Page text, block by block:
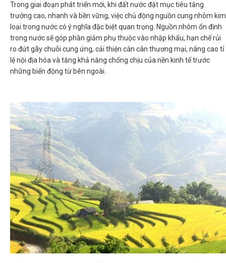
Trong giai đoạn phát triển mới, khi đất nước đặt mục tiêu tăng
trưởng cao, nhanh và bền vững, việc chủ động nguồn cung nhôm kim
loại trong nước có ý nghĩa đặc biệt quan trọng. Nguồn nhôm ổn định
trong nước sẽ góp phần giảm phụ thuộc vào nhập khẩu, hạn chế rủi
ro đứt gãy chuỗi cung ứng, cải thiện cán cân thương mại, nâng cao tỉ
lệ nội địa hóa và tăng khả năng chống chịu của nền kinh tế trước
những biến động từ bên ngoài.